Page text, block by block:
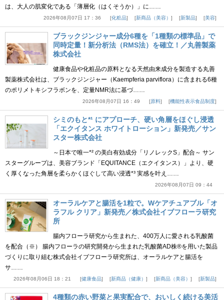
は、大人の肌変化である「薄層化（はくそうか）」に……
2026年08月07日 17：36 化粧品 新商品（美容） 新製品 美容
ブラックジンジャー成分6種を「1種類の標準品」で
同時定量！新分析法（RMS法）を確立！／丸善製薬
株式会社
健康食品や化粧品の原料となる天然由来成分を製造する丸善
製薬株式会社は、ブラックジンジャー（Kaempferia parviflora）に含まれる6種
のポリメトキシフラボンを、定量NMR法に基づ……
2026年08月07日 16：49 原料 機能性表示食品制度
シミのもと*¹ にアプローチ、硬い角層をほぐし浸透
「エクイタンス ホワイトローション」新発売／サン
スター株式会社
～日本で唯一*² の美白有効成分「リノレックS」配合～ サン
スターグループは、美容ブランド「EQUITANCE（エクイタンス）」より、硬
く厚くなった角層を柔らかくほぐして高い浸透*³ 実感を叶え……
2026年08月07日 09：44
オーラルケアと腸活を1粒で。Wケアチュアブル「オ
ラフル クリア」新発売／株式会社イブフローラ研究
所
腸内フローラ研究から生まれた、400万人に愛される乳酸菌
を配合（※） 腸内フローラの研究開発から生まれた乳酸菌AD株®を用いた製品
づくりに取り組む株式会社イブフローラ研究所は、オーラルケアと腸活を
サ……
2026年08月06日 18：21 健康食品 新商品（健康） 新商品（美容） 新製品
4種類の赤い野菜と果実配合で、おいしく続ける美活